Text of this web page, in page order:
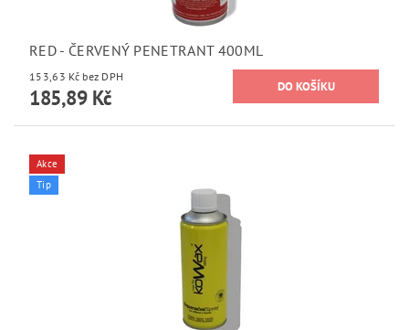
RED - ČERVENÝ PENETRANT 400ML
153,63 Kč bez DPH
185,89 Kč
Akce
Tip